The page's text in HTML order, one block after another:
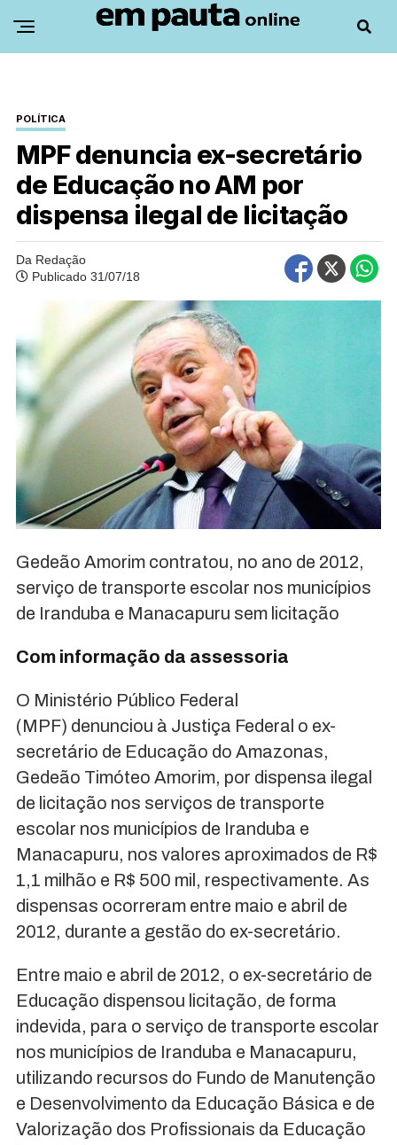
POLÍTICA
MPF denuncia ex-secretário
de Educação no AM por
dispensa ilegal de licitação
Da Redação
Publicado 31/07/18
Gedeão Amorim contratou, no ano de 2012,
serviço de transporte escolar nos municípios
de Iranduba e Manacapuru sem licitação
Com informação da assessoria
O Ministério Público Federal
(MPF) denunciou à Justiça Federal o ex-
secretário de Educação do Amazonas,
Gedeão Timóteo Amorim, por dispensa ilegal
de licitação nos serviços de transporte
escolar nos municípios de Iranduba e
Manacapuru, nos valores aproximados de R$
1,1 milhão e R$ 500 mil, respectivamente. As
dispensas ocorreram entre maio e abril de
2012, durante a gestão do ex-secretário.
Entre maio e abril de 2012, o ex-secretário de
Educação dispensou licitação, de forma
indevida, para o serviço de transporte escolar
nos municípios de Iranduba e Manacapuru,
utilizando recursos do Fundo de Manutenção
e Desenvolvimento da Educação Básica e de
Valorização dos Profissionais da Educação